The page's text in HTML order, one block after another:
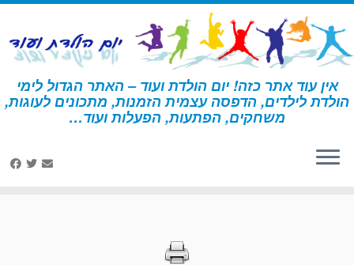
דלג
לתוכן
אין עוד אתר כזה! יום הולדת ועוד – האתר הגדול לימי
הולדת לילדים, הדפסה עצמית הזמנות, מתכונים לעוגות,
משחקים, הפתעות, הפעלות ועוד… דף הבית » הדפסות – הישרדות » עמוד 33
הדפסות – הישרדות